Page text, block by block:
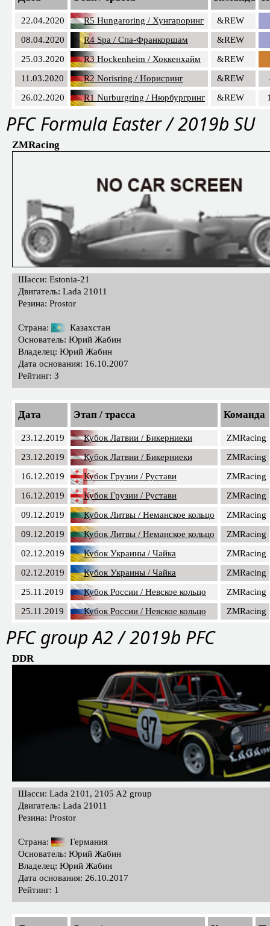
22.04.2020 R5 Hungaroring / Хунгароринг &REW
08.04.2020
R4 Spa / Спа-Франкоршам &REW
25.03.2020
R3 Hockenheim / Хоккенхайм &REW
11.03.2020
R2 Norisring / Норисринг &REW
26.02.2020
R1 Nurburgring / Нюрбургринг &REW
PFС Formula Easter / 2019b SU
ZMRacing
Шасси: Estonia-21
Двигатель: Lada 21011
Резина: Prostor
Страна:
Казахстан
Основатель: Юрий Жабин
Владелец: Юрий Жабин
Дата основания: 16.10.2007
Рейтинг: 3
Дата Этап / трасса Команда
23.12.2019 Кубок Латвии / Бикерниеки
ZMRacing
23.12.2019
Кубок Латвии / Бикерниеки
ZMRacing
16.12.2019
Кубок Грузии / Рустави
ZMRacing
16.12.2019
Кубок Грузии / Рустави
ZMRacing
09.12.2019
Кубок Литвы / Неманское кольцо
ZMRacing
09.12.2019
Кубок Литвы / Неманское кольцо
ZMRacing
02.12.2019
Кубок Украины / Чайка
ZMRacing
02.12.2019
Кубок Украины / Чайка
ZMRacing
25.11.2019
Кубок России / Невское кольцо
ZMRacing
25.11.2019
Кубок России / Невское кольцо ZMRacing
PFС group A2 / 2019b PFC
DDR
Шасси: Lada 2101, 2105 A2 group
Двигатель: Lada 21011
Резина: Prostor
Страна:
Германия
Основатель: Юрий Жабин
Владелец: Юрий Жабин
Дата основания: 26.10.2017
Рейтинг: 1